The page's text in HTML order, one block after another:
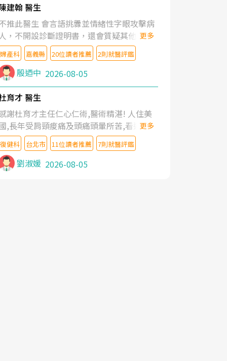
建翰 醫生
推此醫生 會言語挑釁並情緒性字眼攻擊病
，不開設診斷證明書，還會質疑其他醫生
判斷！
更多
婦產科 嘉義縣 20位讀者推薦 2則就醫評鑑
殷迺中 2026-08-05
育才 醫生
謝杜育才主任仁心仁術,醫術精湛! 人住美
,長年受肩頸痠痛及頭痛頭暈所苦,看遍名醫
授,做了各種檢查,也嘗試過西醫打針,中醫
灸及物理徒手治療都沒有用,後來連吃到嗎
類止痛藥都效果有限,只是壓症狀,沒多久就
起來,多年失眠嚴重影響生活品質. 台灣親
更多
復健科 台北市 11位讀者推薦 7則就醫評鑑
劉淑媛 2026-08-05